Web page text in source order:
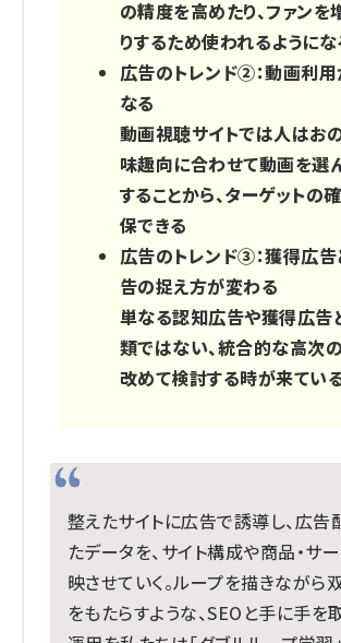
の精度を高めたり、ファンを
りするため使われるようにな
広告のトレンド②：動画利
なる
動画視聴サイトでは人はお
味趣向に合わせて動画を選
することから、ターゲットの
保できる
広告のトレンド③：獲得広
告の捉え方が変わる
単なる認知広告や獲得広告
類ではない、統合的な高次
改めて検討する時が来てい
整えたサイトに広告で誘導し、広告
たデータを、サイト構成や商品・サ
映させていく。ループを描きながら
をもたらすような、SEOと手に手を